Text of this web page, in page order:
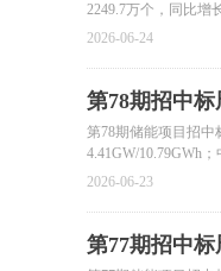
2249.7万个，同比增
1754.6万个，同比增
2026-06-24
第78期招中
第78期储能项目招中
4.41GW/10.79GWh
2026-06-23
第77期招中